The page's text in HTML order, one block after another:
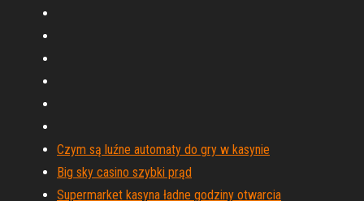
Czym są luźne automaty do gry w kasynie
Big sky casino szybki prąd
Supermarket kasyna ładne godziny otwarcia